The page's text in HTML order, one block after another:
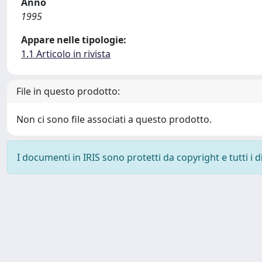
1995
Appare nelle tipologie:
1.1 Articolo in rivista
File in questo prodotto:
Non ci sono file associati a questo prodotto.
I documenti in IRIS sono protetti da copyright e tutti i